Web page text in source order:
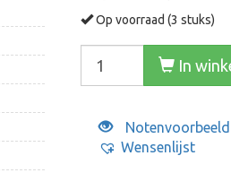
Op voorraad (3 stuks)
In
Notenvoorbeeld
Wensenlijst